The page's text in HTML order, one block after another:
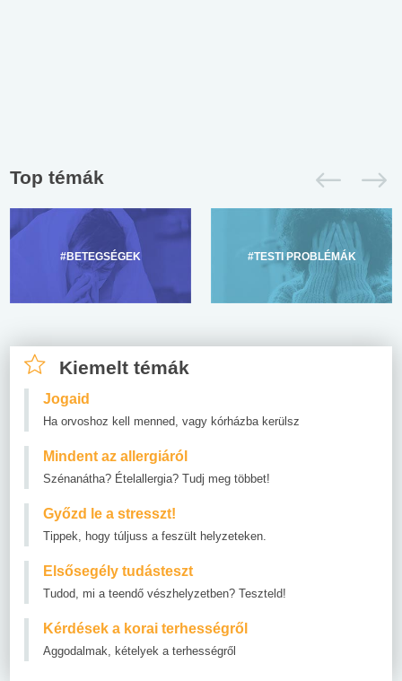
Top témák
#BETEGSÉGEK #TESTI PROBLÉMÁK
Kiemelt témák
Jogaid
Ha orvoshoz kell menned, vagy kórházba kerülsz
Mindent az allergiáról
Szénanátha? Ételallergia? Tudj meg többet!
Győzd le a stresszt!
Tippek, hogy túljuss a feszült helyzeteken.
Elsősegély tudásteszt
Tudod, mi a teendő vészhelyzetben? Teszteld!
Kérdések a korai terhességről
Aggodalmak, kételyek a terhességről